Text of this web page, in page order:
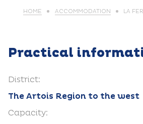
HOME ACCOMMODATION LA
Practical
District:
The Artois Region to the west
Capacity: